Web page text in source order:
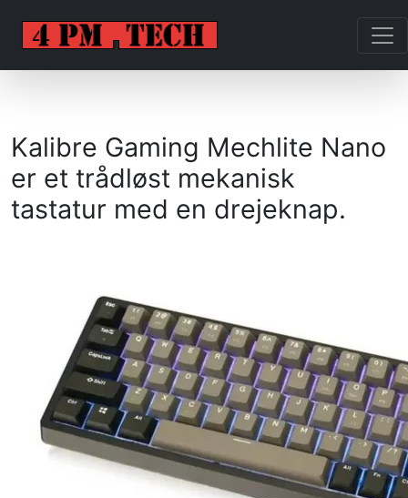
Kalibre Gaming Mechlite Nano
er et trådløst mekanisk
tastatur med en drejeknap.